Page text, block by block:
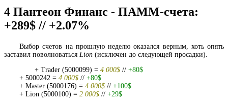
4 Пантеон Финанс - ПАММ-счета:
+289$ // +2.07%
Выбор счетов на прошлую неделю оказался верным, хоть опять
заставил поволноваться Lion (исключен до следующей просадки).
+ Trader (5000099) = 4 000$ // +80$
+ 5000242 = 4 000$ // +80$
+ Master (5000176) = 4 000$ // +100$
+ Lion (5000100) = 2 000$ // +29$